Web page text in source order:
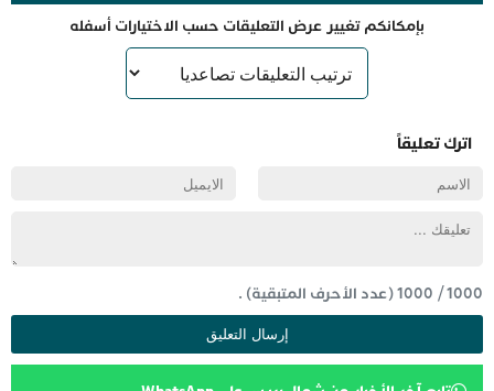
بإمكانكم تغيير عرض التعليقات حسب الاختيارات أسفله
اترك تعليقاً
1000
/
1000(عدد الأحرف المتبقية) .